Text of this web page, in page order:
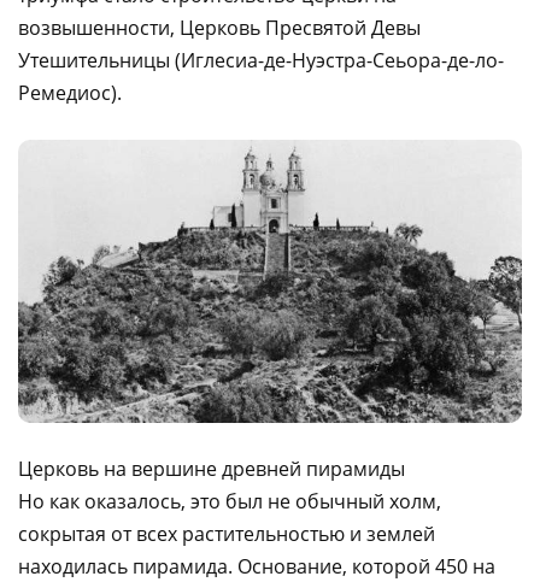
возвышенности, Церковь Пресвятой Девы
Утешительницы (Иглесиа-де-Нуэстра-Сеьора-де-ло-
Ремедиос).
Церковь на вершине древней пирамиды
Но как оказалось, это был не обычный холм,
сокрытая от всех растительностью и землей
находилась пирамида. Основание, которой 450 на